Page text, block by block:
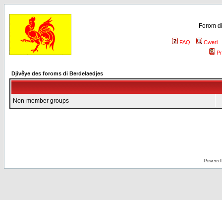
Forom
FAQ
Cweri
Djivêye des foroms di Berdelaedjes
Non-member groups
Powered